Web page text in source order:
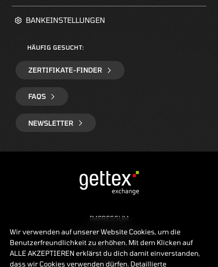
BANKEINSTELLUNGEN
HÄUFIG GESUCHT:
ZERTIFIKATE-FINDER
FAQS
NEWSLETTER
IMPRESSUM
RECHTLICHE HINWEISE
DATENSCHUTZ
KONTAKT
Wir verwenden auf unserer Website Cookies, um die
Benutzerfreundlichkeit zu erhöhen. Mit dem Klicken auf
ALLE AKZEPTIEREN erklärst du dich damit einverstanden,
dass wir Cookies verwenden dürfen. Detaillierte